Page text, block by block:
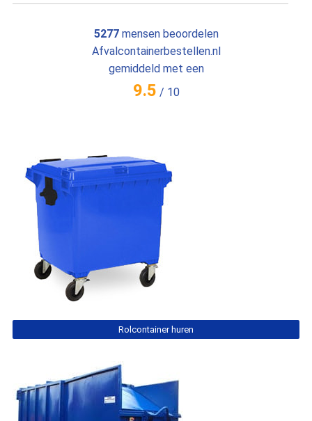
5277mensen beoordelen
Afvalcontainerbestellen.nl
gemiddeld met een
9.5 / 10
Rolcontainer huren